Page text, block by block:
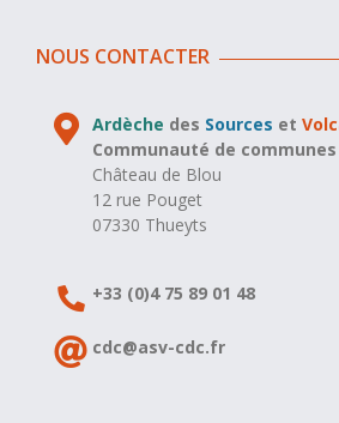
NOUS CONTACTER
Ardèche des Sources et
Communauté de communes
Château de Blou
12 rue Pouget
07330 Thueyts
+33 (0)4 75 89 01 48
cdc@asv-cdc.fr